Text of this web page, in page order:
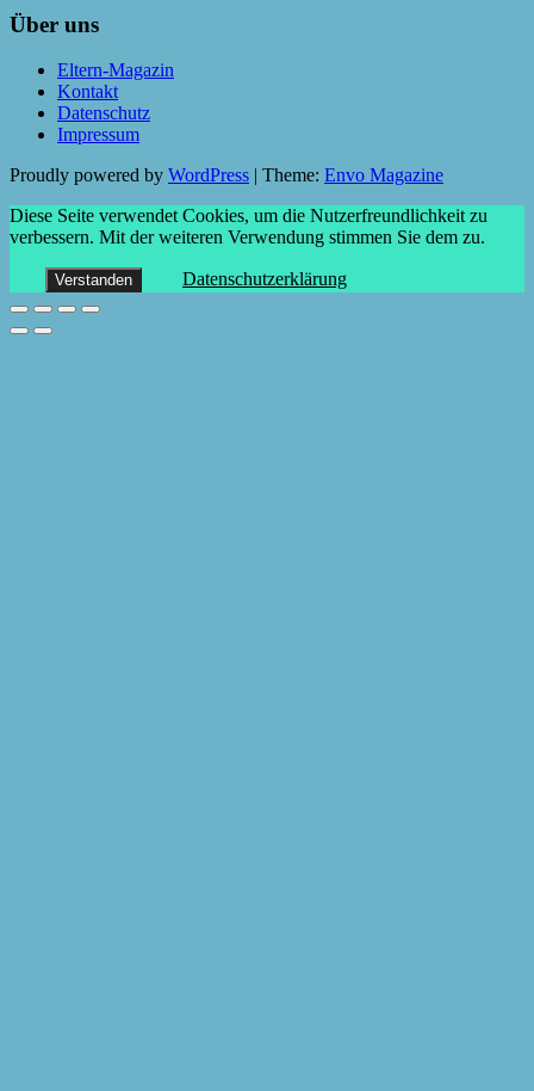
Über uns
Eltern-Magazin
Kontakt
Datenschutz
Impressum
Proudly powered by WordPress Theme: Envo Magazine
Diese Seite verwendet Cookies, um die Nutzerfreundlichkeit zu
verbessern. Mit der weiteren Verwendung stimmen Sie dem zu.
Verstanden Datenschutzerklärung